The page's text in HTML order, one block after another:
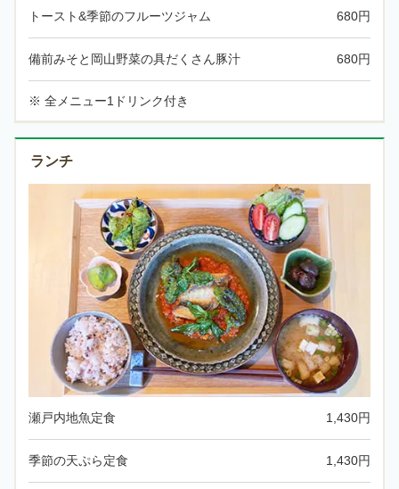
トースト&季節のフルーツジャム 680円
備前みそと岡山野菜の具だくさん豚汁 680円
※ 全メニュー1ドリンク付き
ランチ
瀬戸内地魚定食 1,430円
季節の天ぷら定食 1,430円